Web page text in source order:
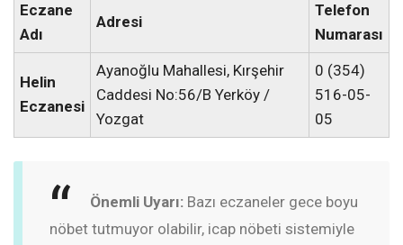
Eczane
Adı
Adresi
Telefon
Numarası
Helin
Eczanesi
Ayanoğlu Mahallesi, Kırşehir
Caddesi No:56/B Yerköy /
Yozgat
0 (354)
516-05-
05
Önemli Uyarı: Bazı eczaneler gece boyu
nöbet tutmuyor olabilir, icap nöbeti sistemiyle